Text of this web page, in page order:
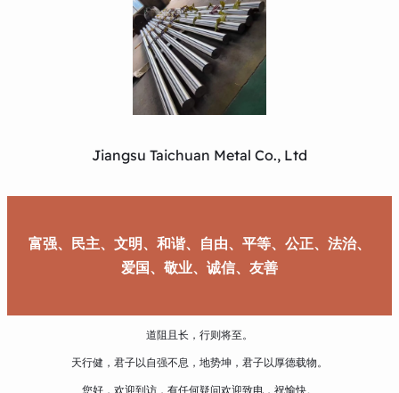
Jiangsu Taichuan Metal Co., Ltd
富强、民主、文明、和谐、自由、平等、公正、法治、
爱国、敬业、诚信、友善
道阻且长，行则将至。
天行健，君子以自强不息，地势坤，君子以厚德载物。
您好，欢迎到访，有任何疑问欢迎致电，祝愉快。